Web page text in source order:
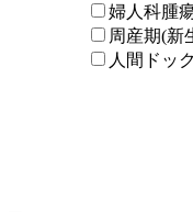
婦人科腫
周産期(新
人間ドック